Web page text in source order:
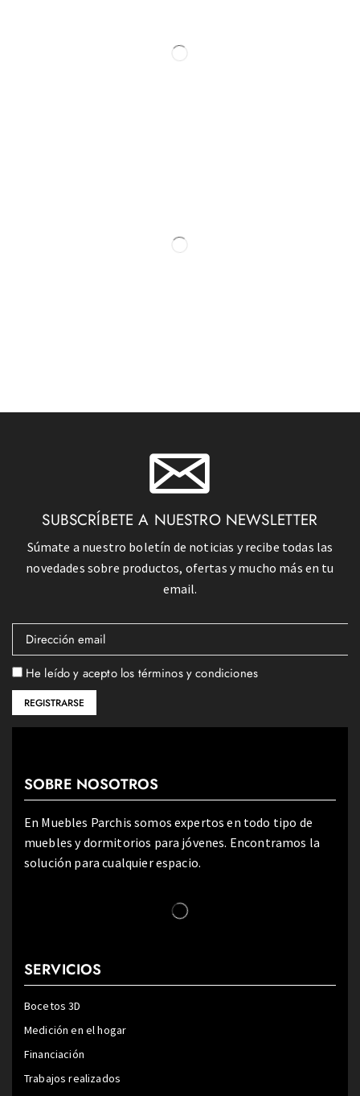
SUBSCRÍBETE A NUESTRO NEWSLETTER
Súmate a nuestro boletín de noticias y recibe todas las
novedades sobre productos, ofertas y mucho más en tu
email.
He leído y acepto los términos y condiciones
SOBRE NOSOTROS
En Muebles Parchis somos expertos en todo tipo de
muebles y dormitorios para jóvenes. Encontramos la
solución para cualquier espacio.
SERVICIOS
Bocetos 3D
Medición en el hogar
Financiación
Trabajos realizados